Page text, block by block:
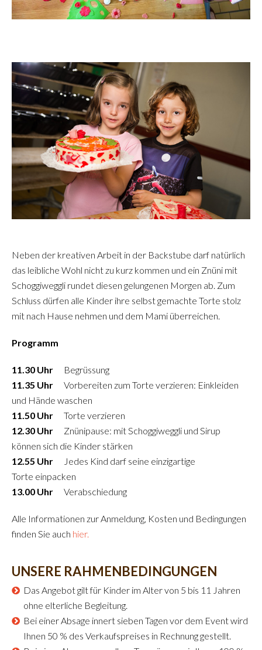
Neben der kreativen Arbeit in der Backstube darf natürlich
das leibliche Wohl nicht zu kurz kommen und ein Znüni mit
Schoggiweggli rundet diesen gelungenen Morgen ab. Zum
Schluss dürfen alle Kinder ihre selbst gemachte Torte stolz
mit nach Hause nehmen und dem Mami überreichen.
Programm
11.30 Uhr
Begrüssung
11.35 Uhr Vorbereiten zum Torte verzieren: Einkleiden
und Hände waschen
11.50 Uhr Torte verzieren
12.30 Uhr Znünipause: mit Schoggiweggli und Sirup
können sich die Kinder stärken
12.55 Uhr
Jedes Kind darf seine einzigartige
Torte einpacken
13.00 Uhr Verabschiedung
Alle Informationen zur Anmeldung, Kosten und Bedingungen
finden Sie auch hier.
UNSERE RAHMENBEDINGUNGEN
Das Angebot gilt für Kinder im Alter von 5 bis 11 Jahren
ohne elterliche Begleitung.
Bei einer Absage innert sieben Tagen vor dem Event wird
Ihnen 50 % des Verkaufspreises in Rechnung gestellt.